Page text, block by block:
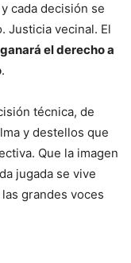
cada decisión se
Justicia vecinal. El
el derecho a
.
técnica, de
y destellos que
Que la imagen
jugada se vive
grandes voces